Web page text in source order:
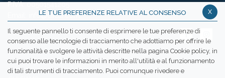
P.IVA: 00501541205
info@ciicai.com
WETRANSFER CIICAI
x
LE TUE PREFERENZE RELATIVE AL CONSENSO
Il seguente pannello ti consente di esprimere le tue preferenze di
consenso alle tecnologie di tracciamento che adottiamo per offrire le
funzionalità e svolgere le attività descritte nella pagina Cookie policy, in
cui puoi trovare le informazioni in merito all'utilità e al funzionamento
di tali strumenti di tracciamento. Puoi comunque rivedere e